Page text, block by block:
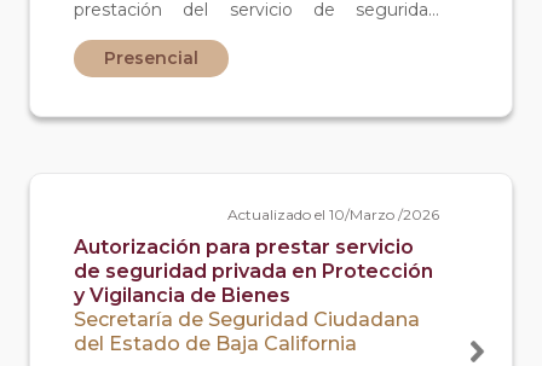
prestación del servicio de seguridad
brindan el servicio de seguridad privada en
general y su revalidación.
Presencial
Actualizado el 10/Marzo /2026
Autorización para prestar servicio
de seguridad privada en Protección
y Vigilancia de Bienes
Secretaría de Seguridad Ciudadana
del Estado de Baja California